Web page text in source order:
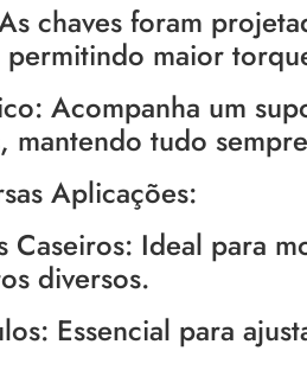
chaves foram
maior
Acompanha um
mantendo tudo
Aplicações:
Caseiros: Ideal para
diversos.
Essencial para